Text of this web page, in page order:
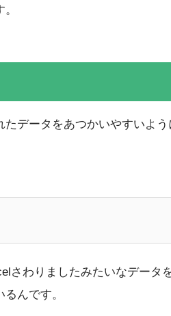
データをあつかいやすいよう
さわりましたみたいなデータ
んです。